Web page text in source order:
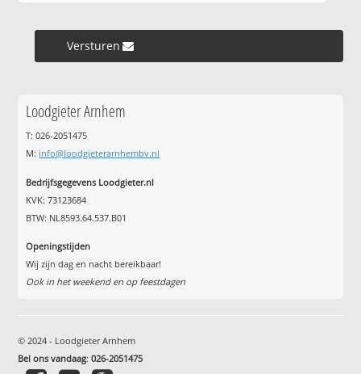
Versturen »
Loodgieter Arnhem
T: 026-2051475
M: info@loodgieterarnhembv.nl
Bedrijfsgegevens Loodgieter.nl
KVK: 73123684
BTW: NL8593.64.537.B01
Openingstijden
Wij zijn dag en nacht bereikbaar!
Ook in het weekend en op feestdagen
© 2024 - Loodgieter Arnhem
Bel ons vandaag:026-2051475